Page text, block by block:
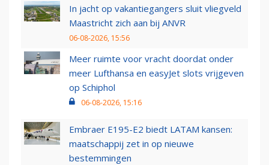
In jacht op vakantiegangers sluit vliegveld
Maastricht zich aan bij ANVR
06-08-2026, 15:56
Meer ruimte voor vracht doordat onder
meer Lufthansa en easyJet slots vrijgeven
op Schiphol
06-08-2026, 15:16
Embraer E195-E2 biedt LATAM kansen:
maatschappij zet in op nieuwe
bestemmingen